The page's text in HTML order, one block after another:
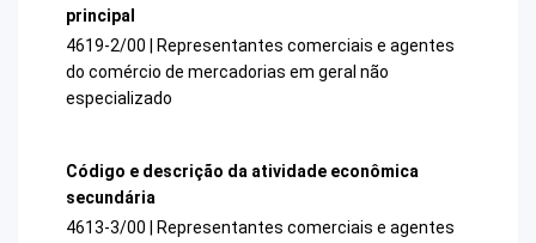
principal
4619-2/00 | Representantes comerciais e agentes
do comércio de mercadorias em geral não
especializado
Código e descrição da atividade econômica
secundária
4613-3/00 | Representantes comerciais e agentes